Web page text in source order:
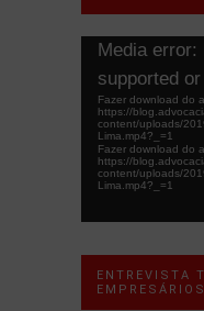
Tocador
vídeo
Media
supported
Fazer download do
https://
content/uploads/
Lima.mp4?_=1
Fazer download do
https://
content/uploads/
Lima.mp4?_=1
ENTREVISTA